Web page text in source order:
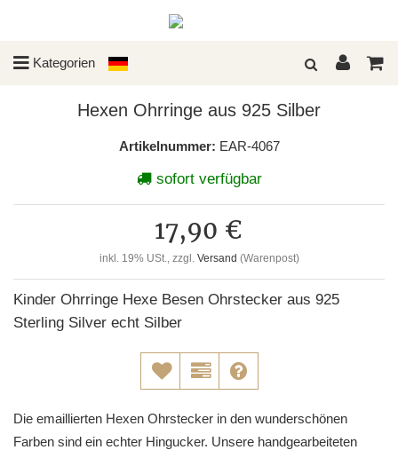
Kategorien
Hexen Ohrringe aus 925 Silber
Artikelnummer: EAR-4067
sofort verfügbar
17,90 €
inkl. 19% USt., zzgl. Versand (Warenpost)
Kinder Ohrringe Hexe Besen Ohrstecker aus 925
Sterling Silver echt Silber
Die emaillierten Hexen Ohrstecker in den wunderschönen
Farben sind ein echter Hingucker. Unsere handgearbeiteten